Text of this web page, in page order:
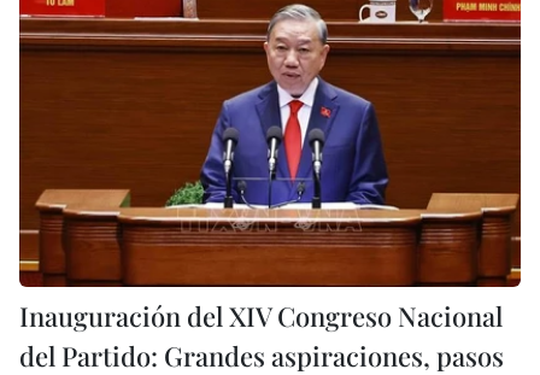
Inauguración del XIV Congreso Nacional
del Partido: Grandes aspiraciones, pasos